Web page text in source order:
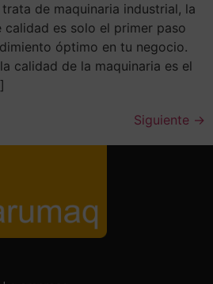
trata de maquinaria industrial, la
es solo el primer paso
óptimo en tu negocio.
calidad de la maquinaria es el
Siguiente →